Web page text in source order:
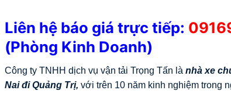
Liên hệ báo giá trực tiếp:
(Phòng Kinh Doanh)
Công ty TNHH dịch vụ vận tải Trọng Tấn là nhà xe
Nai điQuảng Trị, với trên 10 năm kinh nghiệm trong